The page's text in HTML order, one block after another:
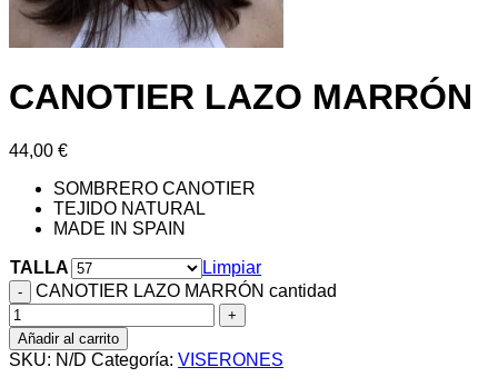
CANOTIER LAZO MARRÓN
44,00 €
SOMBRERO CANOTIER
TEJIDO NATURAL
MADE IN SPAIN
TALLA
Limpiar
CANOTIER LAZO MARRÓN cantidad
Añadir al carrito
SKU: N/D Categoría: VISERONES